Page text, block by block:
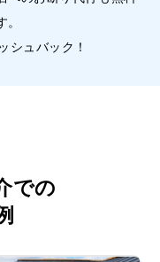
シュバック！
での